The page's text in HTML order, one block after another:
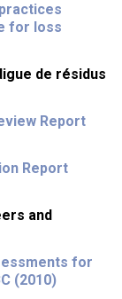
for loss
de résidus
Report
Report
and
for
(2010)